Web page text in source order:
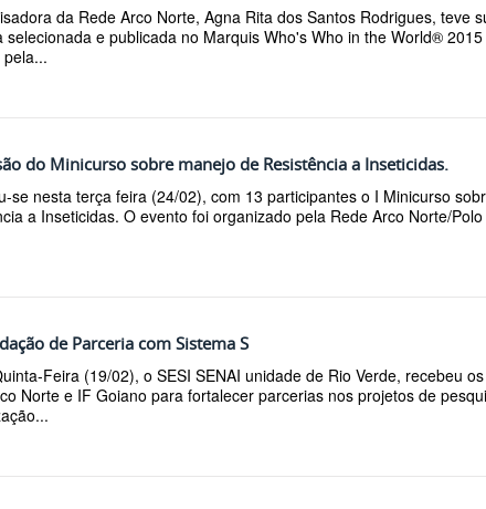
da Rede Arco Norte, Agna Rita dos Santos Rodrigues, teve
selecionada e publicada no Marquis Who's Who in the World® 2015
pela...
do Minicurso sobre manejo de Resistência a Inseticidas.
se nesta terça feira (24/02), com 13 participantes o I Minicurso
a Inseticidas. O evento foi organizado pela Rede Arco Norte/
de Parceria com Sistema S
Feira (19/02), o SESI SENAI unidade de Rio Verde, recebeu
Norte e IF Goiano para fortalecer parcerias nos projetos de